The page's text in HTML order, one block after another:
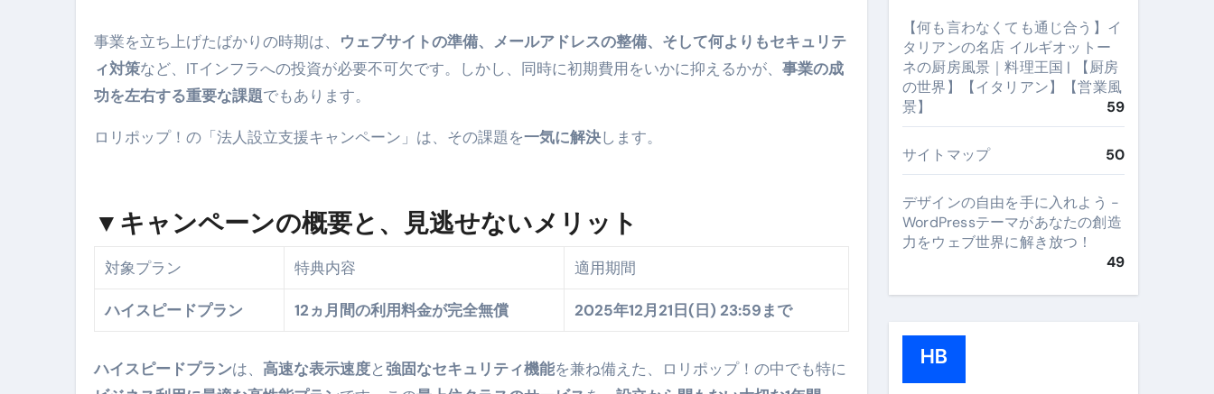
事業を立ち上げたばかりの時期は、 ウェブサイトの準備、メールアドレスの整備、そして何よりもセキュリテ
ィ対策など、ITインフラへの投資が必要不可欠です。しかし、同時に初期費用をいかに抑えるかが、 事業の成
功を左右する重要な課題でもあります。
ロリポップ！の「法人設立支援キャンペーン」は、その課題を一気に解決します。
▼キャンペーンの概要と、見逃せないメリット
対象プラン 特典内容 適用期間
ハイスピードプラン 12ヵ月間の利用料金が完全無償 2025年12月21日(日) 23:59まで
ハイスピードプランは、 高速な表示速度と強固なセキュリティ機能を兼ね備えた、ロリポップ！の中でも特に
【何も言わなくても通じ合う】イ
タリアンの名店 イルギオットー
ネの厨房風景｜料理王国 | 【厨房
の世界】【イタリアン】【営業風
景】
59
サイトマップ 50
デザインの自由を手に入れよう -
WordPressテーマがあなたの創造
力をウェブ世界に解き放つ！
49
HB